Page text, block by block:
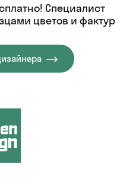
Специалист
цветов и фактур